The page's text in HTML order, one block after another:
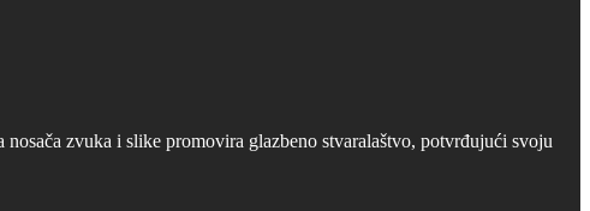
zvuka i slike promovira glazbeno stvaralaštvo, potvrđujući svoju